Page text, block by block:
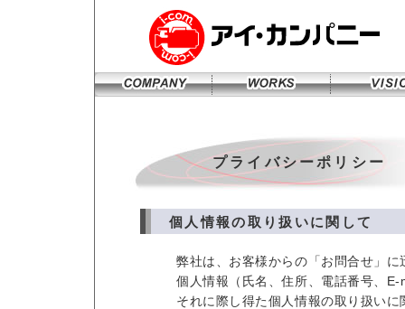
プライバシーポリシー
個人情報の取り扱いに関して
弊社は、お客様からの「お問合せ」
個人情報（氏名、住所、電話番号、
それに際し得た個人情報の取り扱い